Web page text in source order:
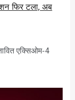
फिर टला, अब
एक्सिओम-4